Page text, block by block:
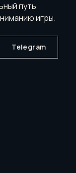
путь
игры.
Telegram